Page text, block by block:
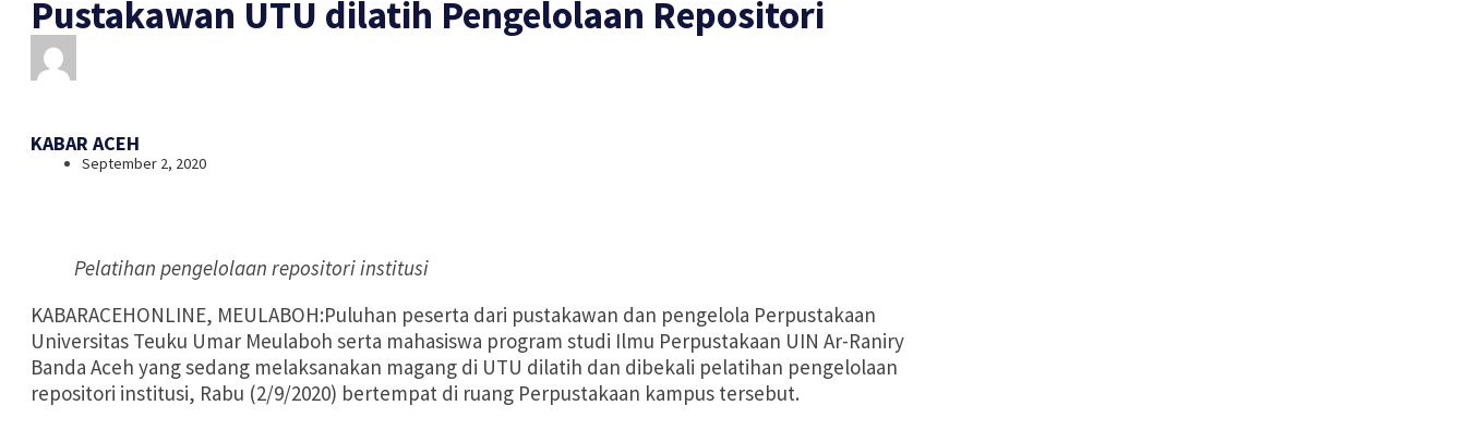
Pustakawan UTU dilatih Pengelolaan Repositori
KABAR ACEH
September 2, 2020
Pelatihan pengelolaan repositori institusi
KABARACEHONLINE, MEULABOH:Puluhan peserta dari pustakawan dan pengelola Perpustakaan
Universitas Teuku Umar Meulaboh serta mahasiswa program studi Ilmu Perpustakaan UIN Ar-Raniry
Banda Aceh yang sedang melaksanakan magang di UTU dilatih dan dibekali pelatihan pengelolaan
repositori institusi, Rabu (2/9/2020) bertempat di ruang Perpustakaan kampus tersebut.